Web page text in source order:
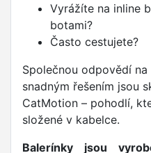
Vyrážíte na inline
botami?
Často cestujete?
Společnou odpovědí
snadným řešením jsou
CatMotion – pohodlí,
složené v kabelce.
Balerínky jsou